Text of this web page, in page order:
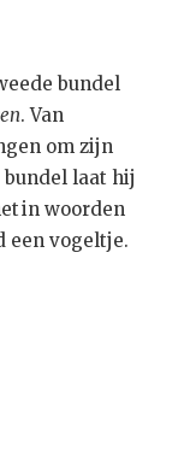
bundel
. Van
om zijn
laat hij
in woorden
een vogeltje.